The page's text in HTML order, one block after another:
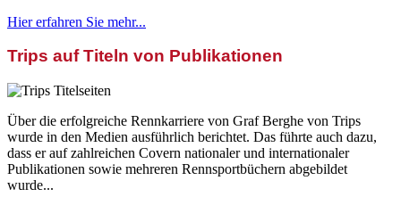
Hier erfahren Sie mehr...
Trips auf Titeln von Publikationen
Über die erfolgreiche Rennkarriere von Graf Berghe von Trips
wurde in den Medien ausführlich berichtet. Das führte auch dazu,
dass er auf zahlreichen Covern nationaler und internationaler
Publikationen sowie mehreren Rennsportbüchern abgebildet
wurde...